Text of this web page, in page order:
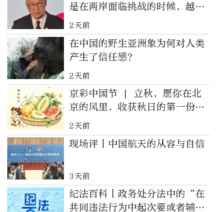
是在两岸面临挑战的时候，越需
要民间交流增进理解
2天前
在中国的野生亚洲象为何对人类
产生了信任感？
2天前
京彩中国节 | 立秋，愿你在北
京的风里，收获秋日的第一份丰
盈
2天前
现场评丨中国航天的从容与自信
3天前
纪法百科丨政务处分法中的“在
共同违法行为中起次要或者辅助